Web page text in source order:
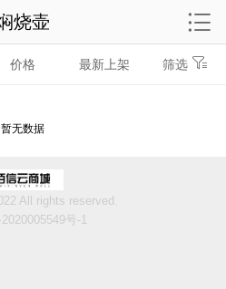
价格 最新上架 筛选
暂无数据
烧壶
All rights reserved.
号-1